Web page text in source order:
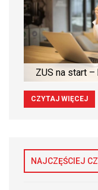
ZUS na start
CZYTAJ WIĘCEJ
NAJCZĘŚCIEJ